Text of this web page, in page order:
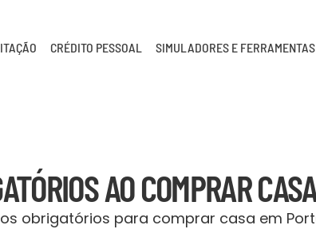
CRÉDITO PESSOAL SIMULADORES E FERRAMENTAS
AO COMPRAR
obrigatórios para comprar casa em